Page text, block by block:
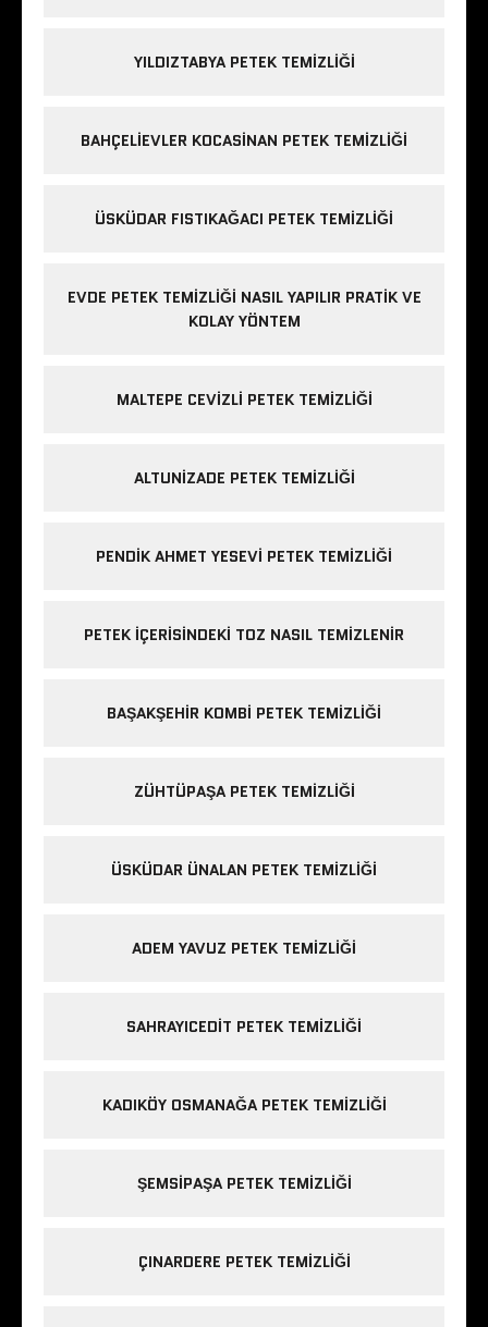
YILDIZTABYA PETEK TEMIZLIĞI
BAHÇELIEVLER KOCASINAN PETEK TEMIZLIĞI
ÜSKÜDAR FISTIKAĞACI PETEK TEMIZLIĞI
EVDE PETEK TEMIZLIĞI NASIL YAPILIR PRATIK VE
KOLAY YÖNTEM
MALTEPE CEVIZLI PETEK TEMIZLIĞI
ALTUNIZADE PETEK TEMIZLIĞI
PENDIK AHMET YESEVI PETEK TEMIZLIĞI
PETEK IÇERISINDEKI TOZ NASIL TEMIZLENIR
BAŞAKŞEHIR KOMBI PETEK TEMIZLIĞI
ZÜHTÜPAŞA PETEK TEMIZLIĞI
ÜSKÜDAR ÜNALAN PETEK TEMIZLIĞI
ADEM YAVUZ PETEK TEMIZLIĞI
SAHRAYICEDIT PETEK TEMIZLIĞI
KADIKÖY OSMANAĞA PETEK TEMIZLIĞI
ŞEMSIPAŞA PETEK TEMIZLIĞI
ÇINARDERE PETEK TEMIZLIĞI